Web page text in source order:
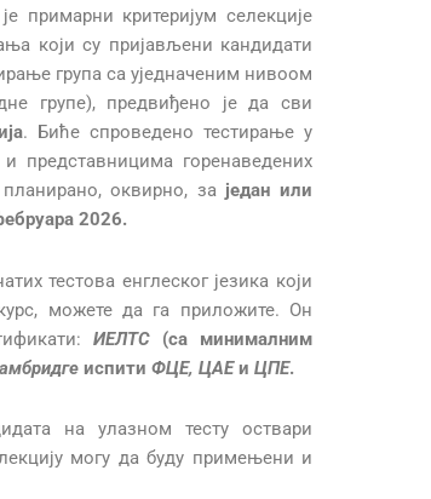
примарни критеријум селекције
који су пријављени кандидати
група са уједначеним нивоом
групе), предвиђено је да сви
. Биће спроведено тестирање у
представницима горенаведених
оквирно, за један или
2026.
тестова енглеског језика који
можете да га приложите. Он
ИЕЛТС (са минималним
испити ФЦЕ, ЦАЕ и ЦПЕ.
на улазном тесту оствари
могу да буду примењени и